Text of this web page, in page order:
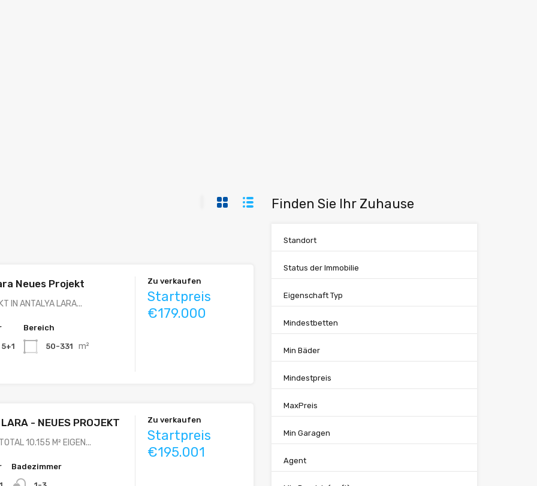
Neues Projekt
IN ANTALYA LARA...
5+1
Bereich
50-331 m²
Zu verkaufen
Startpreis
€179.000
- NEUES PROJEKT
10.155 M² EIGEN...
Badezimmer
Zu verkaufen
Startpreis
€195.001
Finden Sie Ihr Zuhause
Standort
Status der Immobilie
Eigenschaft Typ
Mindestbetten
Min Bäder
Mindestpreis
MaxPreis
Min Garagen
Agent